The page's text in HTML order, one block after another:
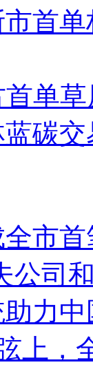
首
单
碳
市
公司
力
上，